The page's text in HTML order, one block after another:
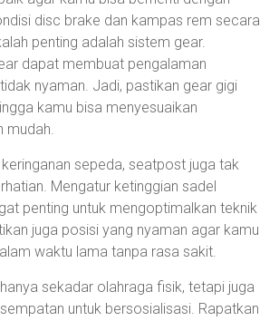
disc brake dan kampas rem secara
penting adalah sistem gear.
dapat membuat pengalaman
nyaman. Jadi, pastikan gear gigi
kamu bisa menyesuaikan
mudah.
sepeda, seatpost juga tak
Mengatur ketinggian sadel
penting untuk mengoptimalkan teknik
juga posisi yang nyaman agar kamu
waktu lama tanpa rasa sakit.
sekadar olahraga fisik, tetapi juga
untuk bersosialisasi. Rapatkan